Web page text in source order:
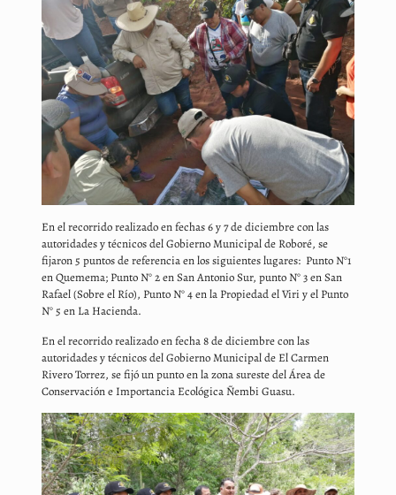
En el recorrido realizado en fechas 6 y 7 de diciembre con las
autoridades y técnicos del Gobierno Municipal de Roboré, se
fijaron 5 puntos de referencia en los siguientes lugares: Punto N°1
en Quemema; Punto N° 2 en San Antonio Sur, punto N° 3 en San
Rafael (Sobre el Río), Punto N° 4 en la Propiedad el Viri y el Punto
N° 5 en La Hacienda.
En el recorrido realizado en fecha 8 de diciembre con las
autoridades y técnicos del Gobierno Municipal de El Carmen
Rivero Torrez, se fijó un punto en la zona sureste del Área de
Conservación e Importancia Ecológica Ñembi Guasu.